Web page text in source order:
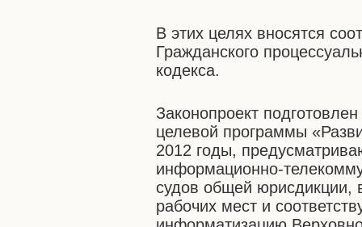
В этих целях вносятся
Гражданского
кодекса.
Законопроект
целевой программы
2012 годы,
информационно-
судов общей юрисдикции,
рабочих мест и